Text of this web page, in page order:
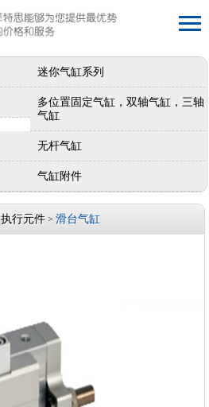
迷你气缸系列
多位置固定气缸，双轴气缸，三轴
气缸
无杆气缸
气缸附件
执行元件 > 滑台气缸